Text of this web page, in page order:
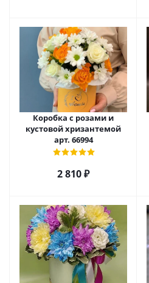
Коробка с розами и
кустовой хризантемой
арт. 66994
2 810₽